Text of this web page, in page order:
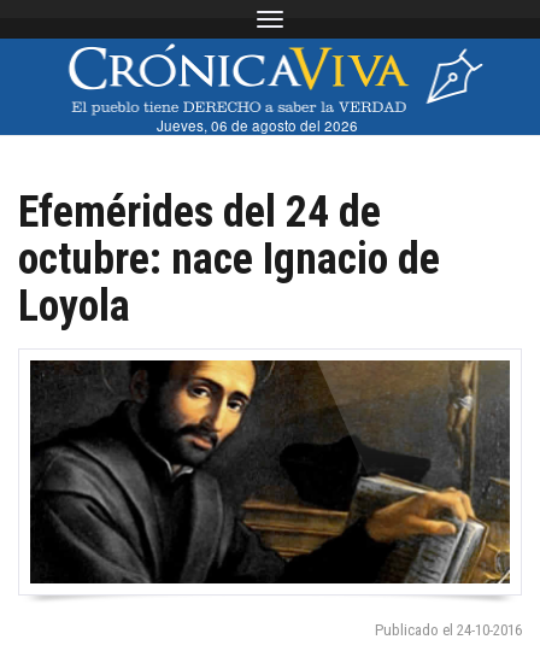
Toggle navigation
Jueves, 06 de agosto del 2026
Efemérides del 24 de
octubre: nace Ignacio de
Loyola
Publicado el 24-10-2016